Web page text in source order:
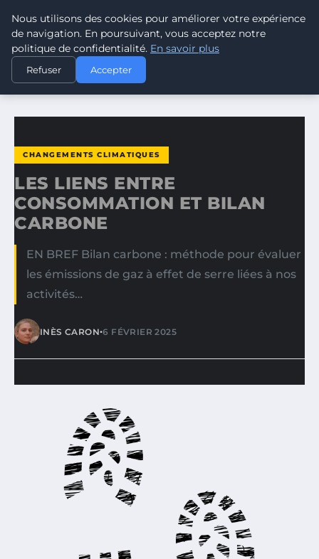
CLIMATE GUARDIAN
ACCUEIL
CHANGEMENTS CLIMATIQUES
LES LIENS ENTRE CONSOMMATION ET BILAN CARBONE
CHANGEMENTS CLIMATIQUES
LES LIENS ENTRE
CONSOMMATION ET BILAN
CARBONE
EN BREF Bilan carbone : méthode pour évaluer
les émissions de gaz à effet de serre liées à nos
activités…
INÈS CARON•6 FÉVRIER 2025
Nous utilisons des cookies pour améliorer votre expérience
de navigation. En poursuivant, vous acceptez notre
politique de confidentialité. En savoir plus
Refuser Accepter